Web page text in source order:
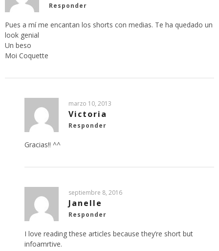
Responder
Pues a mí me encantan los shorts con medias. Te ha quedado un
look genial
Un beso
Moi Coquette
marzo 10, 2013
Victoria
Responder
Gracias!! ^^
septiembre 8, 2016
Janelle
Responder
I love reading these articles because they’re short but
infoamrtive.